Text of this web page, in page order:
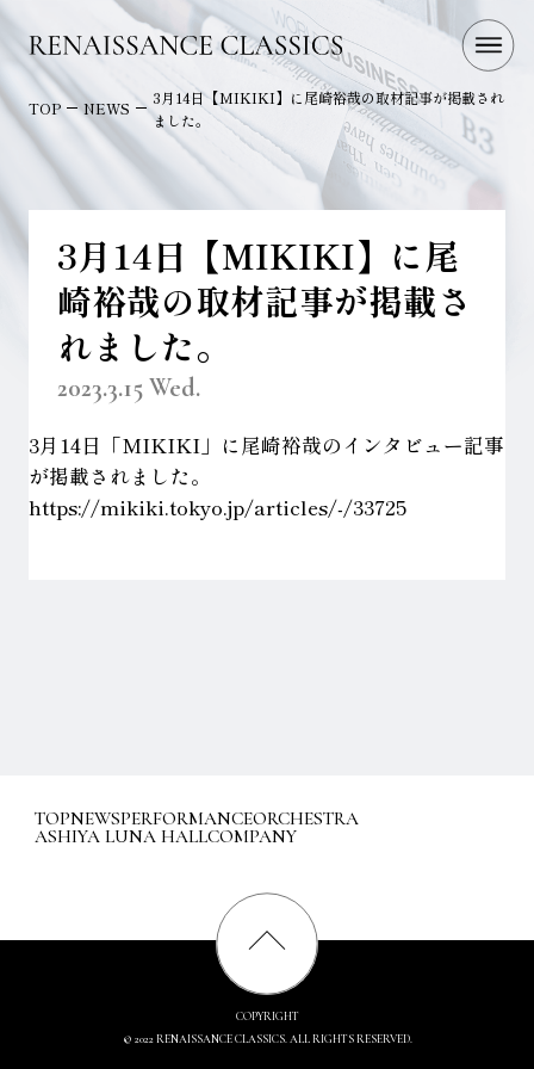
TOP NEWS
3月14日【MIKIKI】に尾崎裕哉の取材記事が掲載され
ました。
3月14日【MIKIKI】に尾
崎裕哉の取材記事が掲載さ
れました。
2023.3.15 Wed.
3月14日「MIKIKI」に尾崎裕哉のインタビュー記事
が掲載されました。
https://mikiki.tokyo.jp/articles/-/33725
TOPNEWSPERFORMANCEORCHESTRA
ASHIYA LUNA HALLCOMPANY
COPYRIGHT
© 2022 RENAISSANCE CLASSICS. ALL RIGHTS RESERVED.